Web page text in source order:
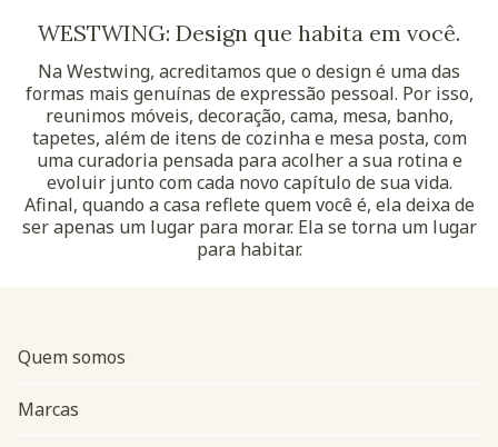
WESTWING: Design que habita em você.
Na Westwing, acreditamos que o design é uma das
formas mais genuínas de expressão pessoal. Por isso,
reunimos móveis, decoração, cama, mesa, banho,
tapetes, além de itens de cozinha e mesa posta, com
uma curadoria pensada para acolher a sua rotina e
evoluir junto com cada novo capítulo de sua vida.
Afinal, quando a casa reflete quem você é, ela deixa de
ser apenas um lugar para morar. Ela se torna um lugar
para habitar.
Quem somos
Marcas